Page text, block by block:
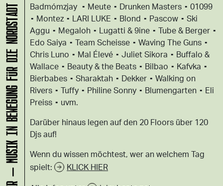
Badmómzjay ▪ Meute ▪ Drunken Masters ▪ 01099
▪ Montez ▪ LARI LUKE ▪ Blond ▪ Pascow ▪ Ski
Aggu ▪ Megaloh ▪ Lugatti & 9ine ▪ Tube & Berger ▪
Edo Saiya ▪ Team Scheisse ▪ Waving The Guns ▪
Chris Luno ▪ Mal Élevé ▪ Juliet Sikora ▪ Buffalo &
Wallace ▪ Beauty & the Beats ▪ Bilbao ▪ Kafvka ▪
Bierbabes ▪ Sharaktah ▪ Dekker ▪ Walking on
Rivers ▪ Tuffy ▪ Philine Sonny ▪ Blumengarten ▪ Eli
Preiss ▪ uvm.
Darüber hinaus legen auf den 20 Floors über 120
Djs auf!
Wenn du wissen möchtest, wer an welchem Tag
spielt:
KLICK HIER
KLANG-ENTFALTER – MUSIK IN BEWEGUNG FÜR DIE NORDSTADT